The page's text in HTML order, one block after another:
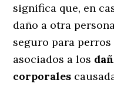
significa que, en
daño a otra
seguro para
asociados a los
corporales